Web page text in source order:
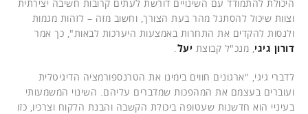
היכולת להתמודד עם השינויים דורשת לעתים קרובות חשיבה יצירתית
וצוות שיכול להסתגל מהר בעת הצורך, וחשוב מזה – לזהות מגמות
ולנסות להקדים את התחרות באמצעות היערכות לבאות", כך אמר
דורון גיגי , מנכ"ל קבוצת יעל
לדברי גיגי, "ארגונים חווים בימינו את הטרנספורמציה הדיגיטלית
ועוברים בעצמם את המהפכות שמדברים עליהם. השינוי המשמעותי
בעיניי הוא חדשנות שעטופה ביכולת הקשבה והבנת הלקוח וצרכיו, כזו